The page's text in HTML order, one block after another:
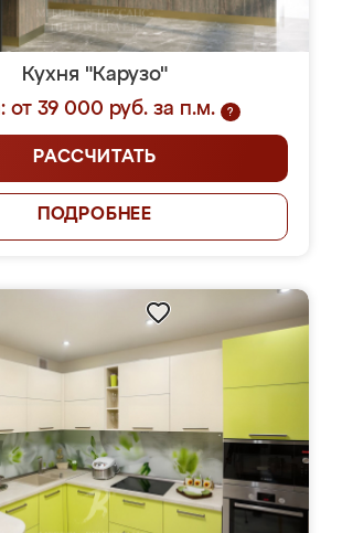
Кухня "Карузо"
от 39 000 руб. за п.м.
?
РАССЧИТАТЬ
ПОДРОБНЕЕ